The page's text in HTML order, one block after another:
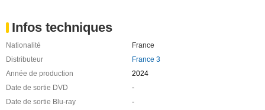
Infos techniques
Nationalité
France
Distributeur
France 3
Année de production
2024
Date de sortie DVD
-
Date de sortie Blu-ray
-